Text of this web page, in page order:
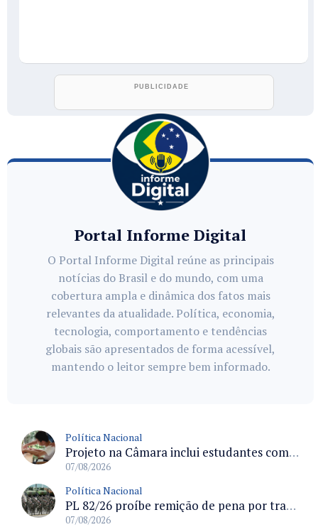
Portal Informe Digital
O Portal Informe Digital reúne as principais
notícias do Brasil e do mundo, com uma
cobertura ampla e dinâmica dos fatos mais
relevantes da atualidade. Política, economia,
tecnologia, comportamento e tendências
globais são apresentados de forma acessível,
mantendo o leitor sempre bem informado.
Política Nacional
Projeto na Câmara inclui estudantes com deficiência no regime escolar especial da LDB e estabelece critérios para frequência
07/08/2026
Política Nacional
PL 82/26 proíbe remição de pena por trabalho em funções militares para condenados por crimes contra o Estado Democrático de Direito
07/08/2026